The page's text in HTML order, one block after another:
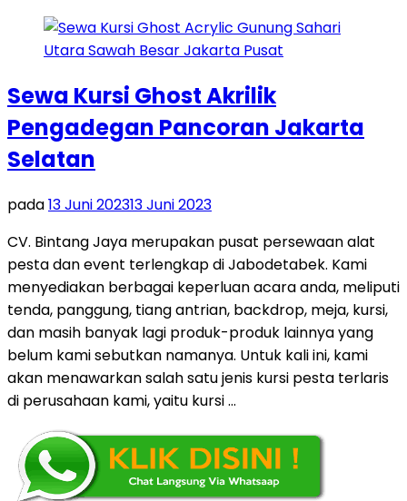
Sewa Kursi Ghost Akrilik
Pengadegan Pancoran Jakarta
Selatan
pada13 Juni 202313 Juni 2023
CV. Bintang Jaya merupakan pusat persewaan alat
pesta dan event terlengkap di Jabodetabek. Kami
menyediakan berbagai keperluan acara anda, meliputi
tenda, panggung, tiang antrian, backdrop, meja, kursi,
dan masih banyak lagi produk-produk lainnya yang
belum kami sebutkan namanya. Untuk kali ini, kami
akan menawarkan salah satu jenis kursi pesta terlaris
di perusahaan kami, yaitu kursi …